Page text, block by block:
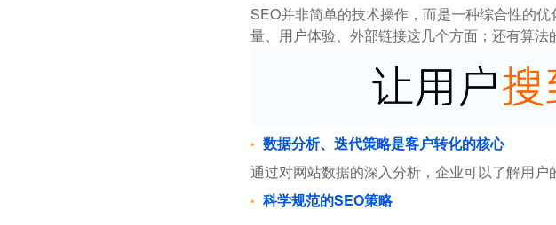
SEO并非简单的技术操作，而是一种综合性的
量、用户体验、外部链接这几个方面；还有算法
数据分析、迭代策略是客户转化的核心
通过对网站数据的深入分析，企业可以了解用户
科学规范的SEO策略